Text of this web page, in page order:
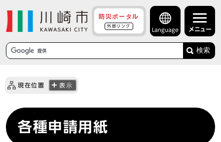
防災ポータル
外部リンク
Language メニュー
検索
現在位置 表示
各種申請用紙